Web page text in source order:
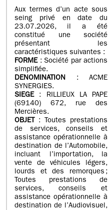
Aux termes d’un acte sous
seing privé en date du
23.07.2026, il a été
constitué une société
présentant les
caractéristiques suivantes :
FORME: Société par actions
simplifiée.
DENOMINATION : ACME
SYNERGIES.
SIEGE: RILLIEUX LA PAPE
(69140) 672, rue des
Mercières.
OBJET
: Toutes prestations
de services, conseils et
assistance opérationnelle à
destination de l’Automobile,
incluant l’importation, la
vente de véhicules légers,
lourds et des remorques ;
Toutes prestations de
services, conseils et
assistance opérationnelle à
destination de l’Audiovisuel,